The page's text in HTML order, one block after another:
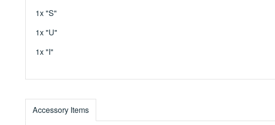
1x "S"
1x "U"
1x "I"
Accessory Items